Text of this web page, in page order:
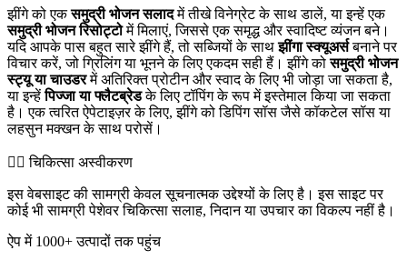
झींगे को एकसमुद्री भोजन सलादमें तीखे विनेग्रेट के साथ डालें, या इन्हें एक
समुद्री भोजन रिसोट्टोमें मिलाएं, जिससे एक समृद्ध और स्वादिष्ट व्यंजन बने।
यदि आपके पास बहुत सारे झींगे हैं, तो सब्जियों के साथझींगा स्क्यूअर्सबनाने पर
विचार करें, जो ग्रिलिंग या भूनने के लिए एकदम सही हैं। झींगे कोसमुद्री भोजन
स्ट्यू या चाउडरमें अतिरिक्त प्रोटीन और स्वाद के लिए भी जोड़ा जा सकता है,
या इन्हेंपिज्जा या फ्लैटब्रेडके लिए टॉपिंग के रूप में इस्तेमाल किया जा सकता
है। एक त्वरित ऐपेटाइज़र के लिए, झींगे को डिपिंग सॉस जैसे कॉकटेल सॉस या
लहसुन मक्खन के साथ परोसें।
👨‍⚕️️ चिकित्सा अस्वीकरण
इस वेबसाइट की सामग्री केवल सूचनात्मक उद्देश्यों के लिए है। इस साइट पर
कोई भी सामग्री पेशेवर चिकित्सा सलाह, निदान या उपचार का विकल्प नहीं है।
ऐप में 1000+ उत्पादों तक पहुंच